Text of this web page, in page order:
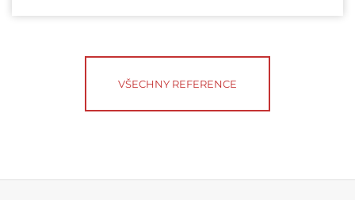
VŠECHNY REFERENCE